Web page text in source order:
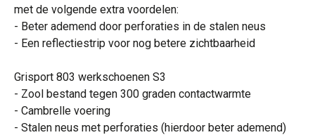
met de volgende extra voordelen:
- Beter ademend door perforaties in de stalen neus
- Een reflectiestrip voor nog betere zichtbaarheid
Grisport 803 werkschoenen S3
- Zool bestand tegen 300 graden contactwarmte
- Cambrelle voering
- Stalen neus met perforaties (hierdoor beter ademend)